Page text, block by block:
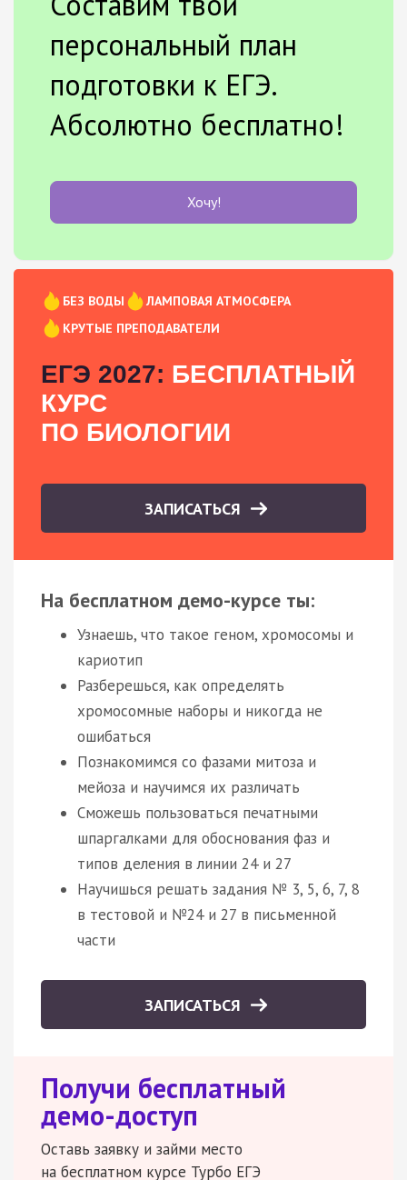
персональный план
подготовки к ЕГЭ.
Абсолютно бесплатно!
Хочу!
БЕЗ ВОДЫ
ЛАМПОВАЯ АТМОСФЕРА
КРУТЫЕ ПРЕПОДАВАТЕЛИ
ЕГЭ 2027: БЕСПЛАТНЫЙ
КУРС
ПО БИОЛОГИИ
ЗАПИСАТЬСЯ
На бесплатном демо-курсе ты:
Узнаешь, что такое геном, хромосомы и
кариотип
Разберешься, как определять
хромосомные наборы и никогда не
ошибаться
Познакомимся со фазами митоза и
мейоза и научимся их различать
Сможешь пользоваться печатными
шпаргалками для обоснования фаз и
типов деления в линии 24 и 27
Научишься решать задания № 3, 5, 6, 7, 8
в тестовой и №24 и 27 в письменной
части
ЗАПИСАТЬСЯ
Получи бесплатный
демо-доступ
Оставь заявку и займи место
на бесплатном курсе Турбо ЕГЭ